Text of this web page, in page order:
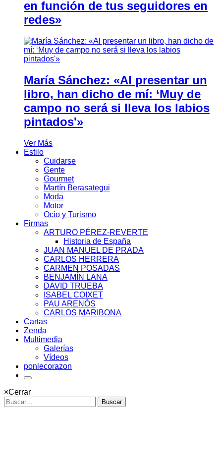
en función de tus seguidores en
redes»
María Sánchez: «Al presentar un
libro, han dicho de mí: ‘Muy de
campo no será si lleva los labios
pintados'»
Ver Más
Estilo
Cuidarse
Gente
Gourmet
Martín Berasategui
Moda
Motor
Ocio y Turismo
Firmas
ARTURO PÉREZ-REVERTE
Historia de España
JUAN MANUEL DE PRADA
CARLOS HERRERA
CARMEN POSADAS
BENJAMÍN LANA
DAVID TRUEBA
ISABEL COIXET
PAU ARENÓS
CARLOS MARIBONA
Cartas
Zenda
Multimedia
Galerías
Vídeos
ponlecorazon
×Cerrar
Buscar